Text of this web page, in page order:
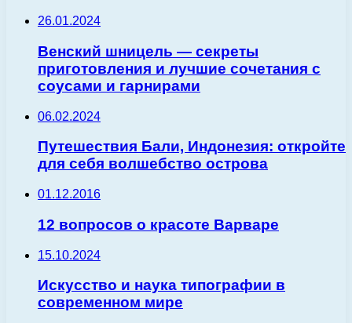
26.01.2024
Венский шницель — секреты
приготовления и лучшие сочетания с
соусами и гарнирами
06.02.2024
Путешествия Бали, Индонезия: откройте
для себя волшебство острова
01.12.2016
12 вопросов о красоте Варваре
15.10.2024
Искусство и наука типографии в
современном мире